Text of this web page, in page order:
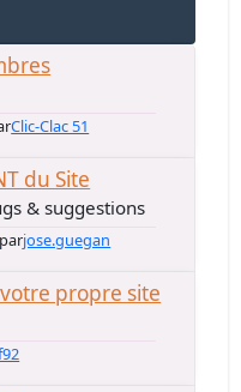
Clic-Clac 51
du Site
& suggestions
parjose.guegan
propre site